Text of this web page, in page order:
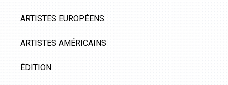
ARTISTES EUROPÉENS
ARTISTES AMÉRICAINS
ÉDITION